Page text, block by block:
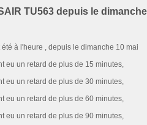
TU563 depuis le dimanche
à l'heure , depuis le dimanche 10 mai
eu un retard de plus de 15 minutes,
eu un retard de plus de 30 minutes,
eu un retard de plus de 60 minutes,
eu un retard de plus de 90 minutes,